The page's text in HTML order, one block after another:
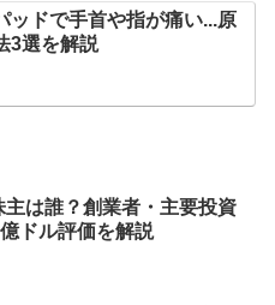
ッドで手首や指が痛い...原
3選を解説
は誰？創業者・主要投資
ドル評価を解説